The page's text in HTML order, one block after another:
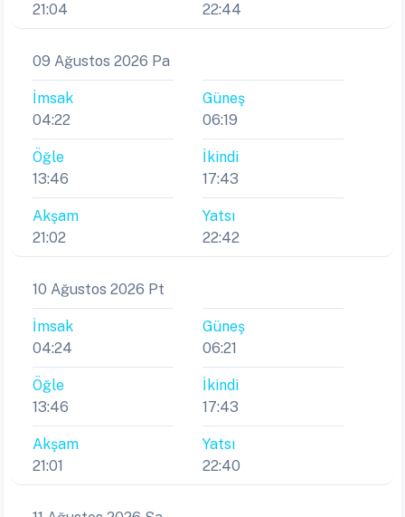
21:04
22:44
09 Ağustos 2026 Pa
İmsak
04:22
Güneş
06:19
Öğle
13:46
İkindi
17:43
Akşam
21:02
Yatsı
22:42
10 Ağustos 2026 Pt
İmsak
04:24
Güneş
06:21
Öğle
13:46
İkindi
17:43
Akşam
21:01
Yatsı
22:40